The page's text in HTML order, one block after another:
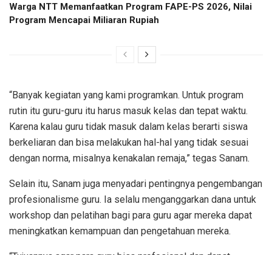
Warga NTT Memanfaatkan Program FAPE-PS 2026, Nilai
Program Mencapai Miliaran Rupiah
“Banyak kegiatan yang kami programkan. Untuk program
rutin itu guru-guru itu harus masuk kelas dan tepat waktu.
Karena kalau guru tidak masuk dalam kelas berarti siswa
berkeliaran dan bisa melakukan hal-hal yang tidak sesuai
dengan norma, misalnya kenakalan remaja,” tegas Sanam.
Selain itu, Sanam juga menyadari pentingnya pengembangan
profesionalisme guru. Ia selalu menganggarkan dana untuk
workshop dan pelatihan bagi para guru agar mereka dapat
meningkatkan kemampuan dan pengetahuan mereka.